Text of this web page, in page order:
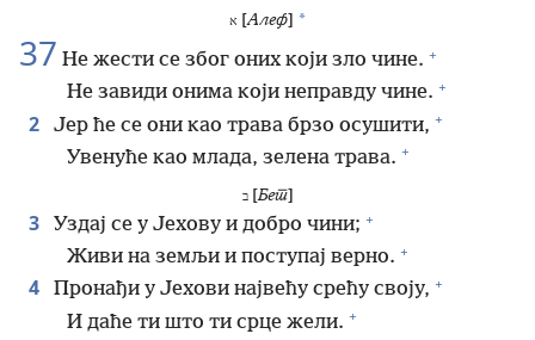
[Алеф *
37 Не жести се због оних који зло чине. +
Не завиди онима који неправду чине. +
2 Јер ће се они као трава брзо осушити, +
Увенуће као млада, зелена трава. +
ב [Бет]
3 Уздај се у Јехову и добро чини; +
Живи на земљи и поступај верно. +
4 Пронађи у Јехови највећу срећу своју, +
И даће ти што ти срце жели. +